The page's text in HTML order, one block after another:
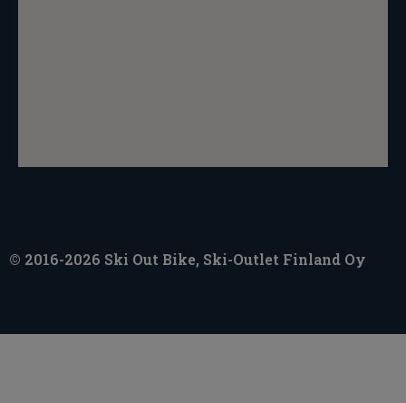
© 2016-2026 Ski Out Bike, Ski-Outlet Finland Oy